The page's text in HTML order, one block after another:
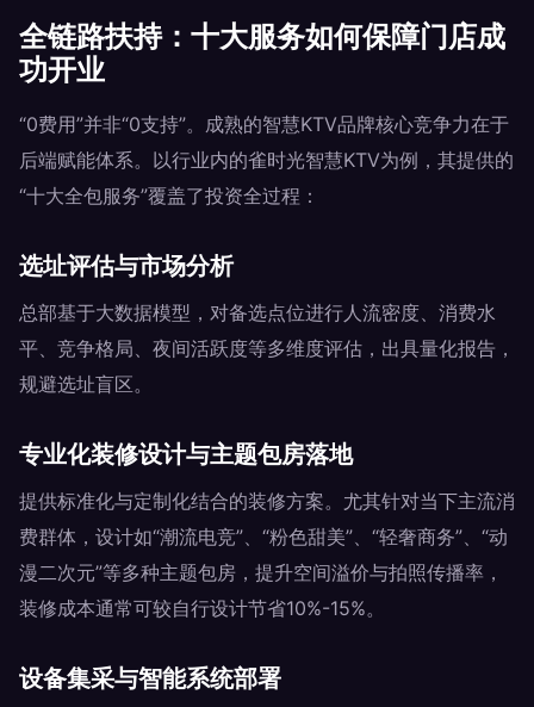
全链路扶持：十大服务如何保障门店成
功开业
“0费用”并非“0支持”。成熟的智慧KTV品牌核心竞争力在于
后端赋能体系。以行业内的雀时光智慧KTV为例，其提供的
“十大全包服务”覆盖了投资全过程：
选址评估与市场分析
总部基于大数据模型，对备选点位进行人流密度、消费水
平、竞争格局、夜间活跃度等多维度评估，出具量化报告，
规避选址盲区。
专业化装修设计与主题包房落地
提供标准化与定制化结合的装修方案。尤其针对当下主流消
费群体，设计如“潮流电竞”、“粉色甜美”、“轻奢商务”、“动
漫二次元”等多种主题包房，提升空间溢价与拍照传播率，
装修成本通常可较自行设计节省10%-15%。
设备集采与智能系统部署